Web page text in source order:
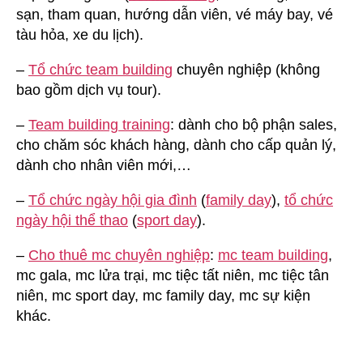
sạn, tham quan, hướng dẫn viên, vé máy bay, vé
tàu hỏa, xe du lịch).
– Tổ chức team building chuyên nghiệp (không
bao gồm dịch vụ tour).
– Team building training: dành cho bộ phận sales,
cho chăm sóc khách hàng, dành cho cấp quản lý,
dành cho nhân viên mới,…
– Tổ chức ngày hội gia đình (family day), tổ chức
ngày hội thể thao (sport day).
– Cho thuê mc chuyên nghiệp: mc team building,
mc gala, mc lửa trại, mc tiệc tất niên, mc tiệc tân
niên, mc sport day, mc family day, mc sự kiện
khác.